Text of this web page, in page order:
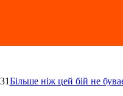
Більше ніж цей бій не